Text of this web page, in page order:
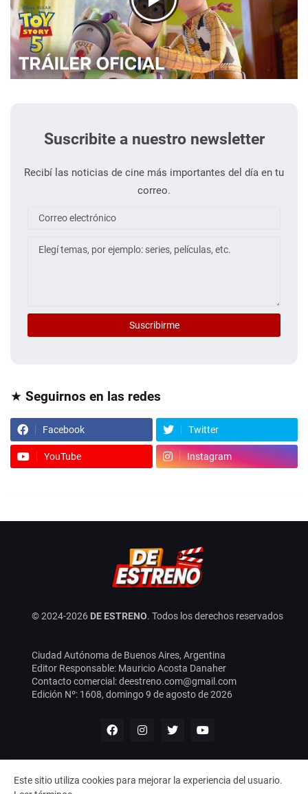
Suscribite a nuestro newsletter
Recibí las noticias de cine más importantes del día en tu
correo.
★ Seguirnos en las redes
Facebook Twitter
YouTube Instagram
© 2024-2026 DE ESTRENO. Todos los derechos reservados
Ciudad Autónoma de Buenos Aires, Argentina
Editor Responsable: Mauricio Acosta Danaher
Contacto comercial: deestreno.com@gmail.com
Edición Nº: 1608, domingo 9 de agosto de 2026
DE ESTRENO
Este sitio utiliza cookies para mejorar la experiencia del usuario.